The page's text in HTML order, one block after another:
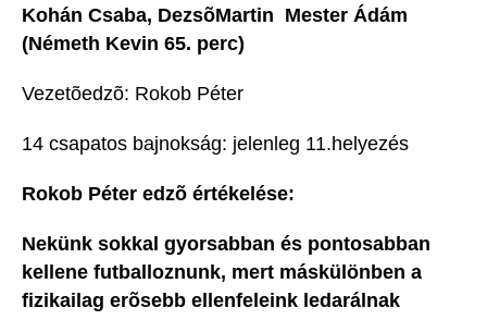
Kohán Csaba, DezsõMartin  Mester Ádám
(Németh Kevin 65. perc)
Vezetõedzõ: Rokob Péter
14 csapatos bajnokság: jelenleg 11.helyezés
Rokob Péter edzõ értékelése:
Nekünk sokkal gyorsabban és pontosabban
kellene futballoznunk, mert máskülönben a
fizikailag erõsebb ellenfeleink ledarálnak